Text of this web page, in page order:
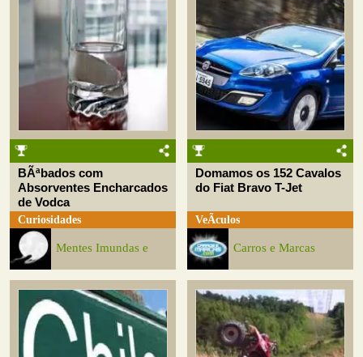
BÃªbados com
Absorventes Encharcados
de Vodca
Curiosidades
Mentes Imundas e
Domamos os 152 Cavalos
do Fiat Bravo T-Jet
VeÃ­culos
Carros e Marcas